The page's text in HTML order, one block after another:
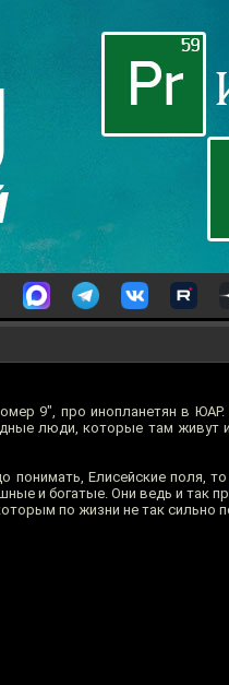
9", про инопланетян в
люди, которые там
Елисейские поля, то
и богатые. Они ведь и так
по жизни не так сильно